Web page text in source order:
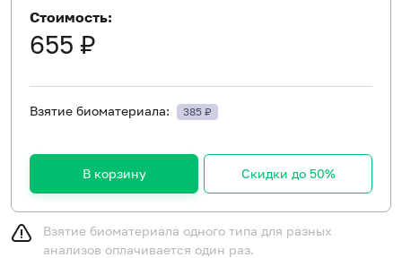
Стоимость:
655 ₽
Взятие биоматериала: 385 ₽
В корзину Скидки до 50%
Взятие биоматериала одного типа для разных
анализов оплачивается один раз.